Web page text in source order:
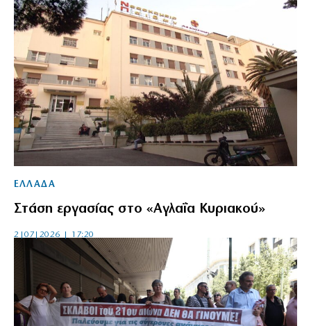
ΕΛΛΑΔΑ
Στάση εργασίας στο «Αγλαΐα Κυριακού»
2|07|2026 | 17:20